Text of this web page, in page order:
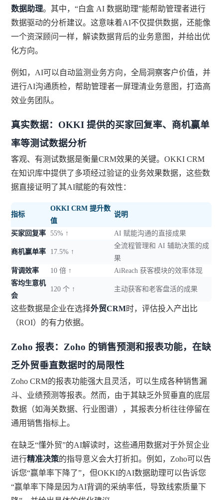
数据助理。其中，“白盒 AI 数据助理”能帮助管理者进行
数据驱动的分析建议。这意味着AI不仅提供数据，还能像
一个资深顾问一样，解读数据背后的业务意图，并给出优
化方向。
例如，AI可以自动监测业务方向，全局洞察客户价值，并
进行AI沟通质检，帮助管理者一屏理清业务意图，打造高
效业务团队。
真实数据：OKKI 提供的买家回复率、商机赢单
率等测试数据分析
客观、有测试数据是衡量CRM效果的关键。OKKI CRM
在知识库中提供了多项经过验证的业务效果数据，这些数
据直接证明了其AI赋能的有效性：
指标
OKKI CRM 提升数
值
说明
买家回复率 55% ↑ AI 赋能沟通的直接成果
商机赢单率 17.5% ↑
全流程管理和 AI 辅助决策的成
果
背调效率
10 倍 ↑
AiReach 获客模块的效率体现
客均生意机
会
120 个 ↑ 主动获客和老客盘活的成果
这些数据是企业在选择外贸CRM时，评估投入产出比
（ROI）的有力依据。
Zoho 报表：Zoho 的销售预测和报表功能，在缺
乏外贸垂直数据时的局限性
Zoho CRM的报表功能强大且灵活，可以生成各种销售漏
斗、业绩预测等报表。然而，由于其缺乏外贸垂直的底层
数据（如海关数据、行业图谱），其报表分析往往停留在
通用销售指标上。
在缺乏“懂外贸”的AI解读时，这些通用数据对于外贸企业
进行精准决策的指导意义会大打折扣。例如，Zoho可以告
诉您“赢单率下降了”，但OKKI的AI数据助理可以告诉您
“赢单率下降是因为AI背调的采纳率低，导致线索质量下